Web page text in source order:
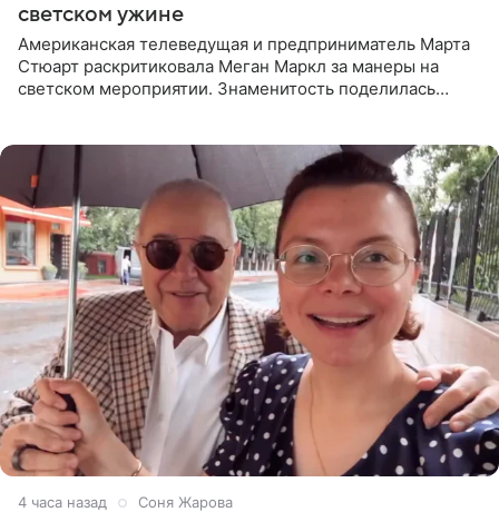
светском ужине
Американская телеведущая и предприниматель Марта
Стюарт раскритиковала Меган Маркл за манеры на
светском мероприятии. Знаменитость поделилась
4 часа назад Соня Жарова